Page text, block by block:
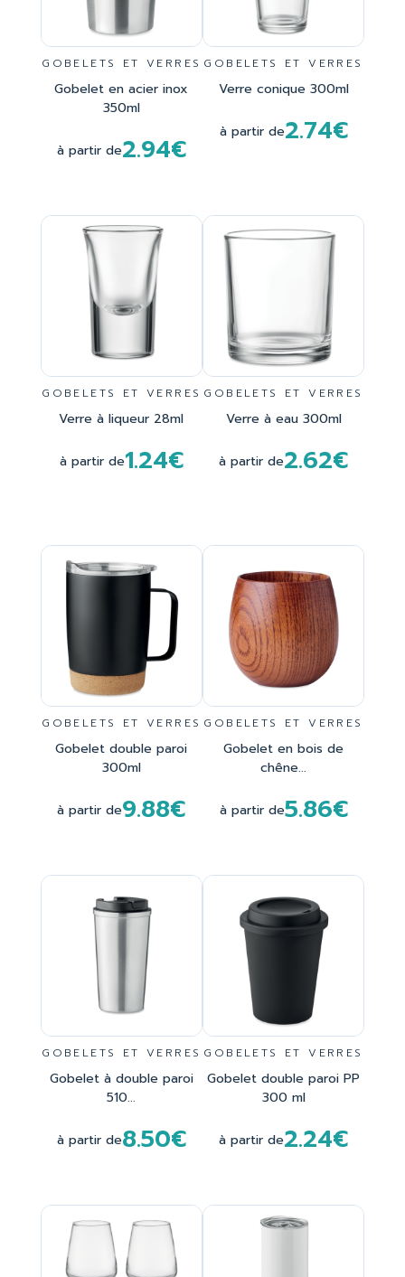
GOBELETS ET VERRES
Gobelet en acier inox
350ml
à partir de2.94€
GOBELETS ET VERRES
Verre conique 300ml
à partir de2.74€
GOBELETS ET VERRES
Verre à liqueur 28ml
à partir de1.24€
GOBELETS ET VERRES
Verre à eau 300ml
à partir de2.62€
GOBELETS ET VERRES
Gobelet double paroi
300ml
à partir de9.88€
GOBELETS ET VERRES
Gobelet en bois de
chêne...
à partir de5.86€
GOBELETS ET VERRES
Gobelet à double paroi
510...
à partir de8.50€
GOBELETS ET VERRES
Gobelet double paroi PP
300 ml
à partir de2.24€